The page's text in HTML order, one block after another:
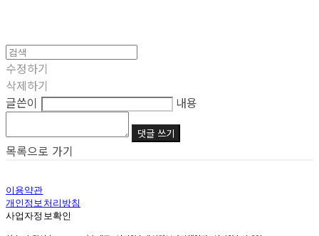
수정하기
삭제하기
글쓴이
내용
댓글 쓰기
목록으로 가기
이용약관
개인정보처리방침
사업자정보확인